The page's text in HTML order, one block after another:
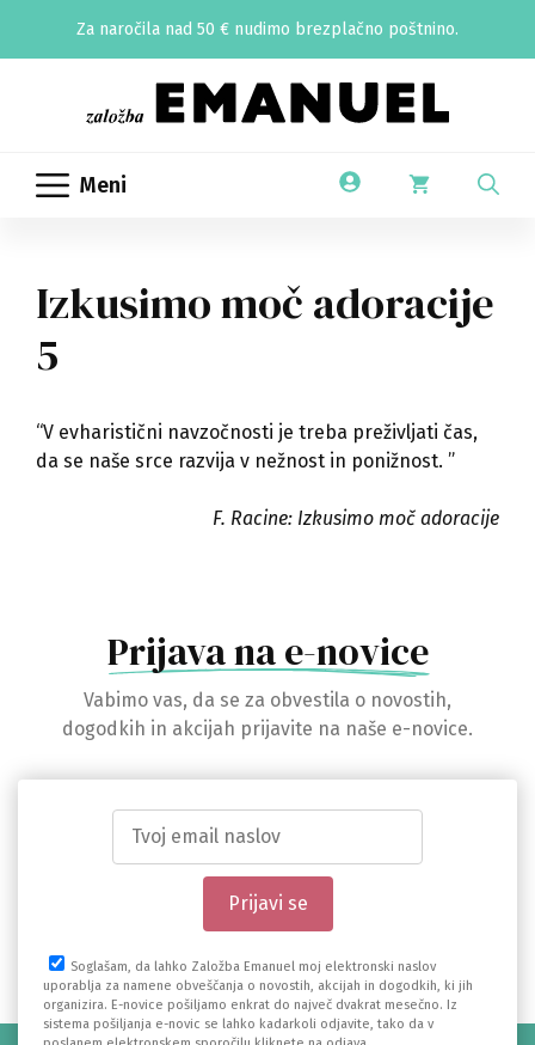
Za naročila nad 50 € nudimo brezplačno poštnino.
Meni
Izkusimo moč adoracije
5
“V evharistični navzočnosti je treba preživljati čas,
da se naše srce razvija v nežnost in ponižnost. ”
F. Racine: Izkusimo moč adoracije
Prijava na e-novice
Vabimo vas, da se za obvestila o novostih,
dogodkih in akcijah prijavite na naše e-novice.
Soglašam, da lahko Založba Emanuel moj elektronski naslov
uporablja za namene obveščanja o novostih, akcijah in dogodkih, ki jih
organizira. E-novice pošiljamo enkrat do največ dvakrat mesečno. Iz
sistema pošiljanja e-novic se lahko kadarkoli odjavite, tako da v